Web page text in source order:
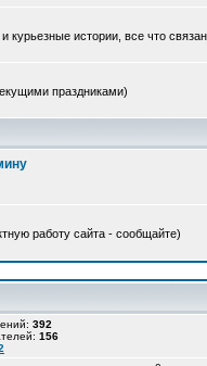
истории, все что
праздниками)
работу сайта - сообщайте)
392
156